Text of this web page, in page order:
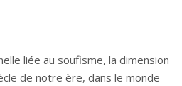
liée au soufisme, la dimension
de notre ère, dans le monde